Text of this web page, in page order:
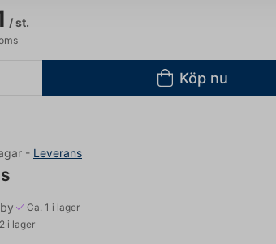
/ st.
Köp nu
- Leverans
Ca. 1 i lager
i lager